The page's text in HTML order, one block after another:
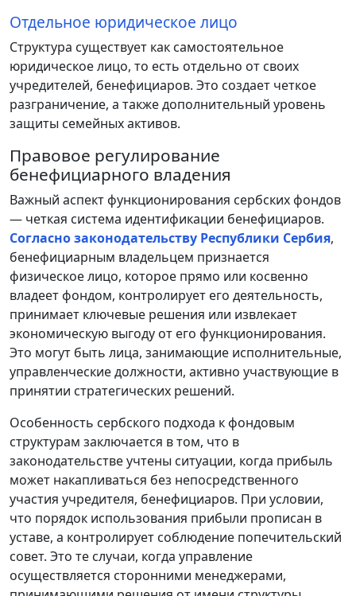
Отдельное юридическое лицо
Структура существует как самостоятельное
юридическое лицо, то есть отдельно от своих
учредителей, бенефициаров. Это создает четкое
разграничение, а также дополнительный уровень
защиты семейных активов.
Правовое регулирование
бенефициарного владения
Важный аспект функционирования сербских фондов
— четкая система идентификации бенефициаров.
Согласно законодательству Республики Сербия,
бенефициарным владельцем признается
физическое лицо, которое прямо или косвенно
владеет фондом, контролирует его деятельность,
принимает ключевые решения или извлекает
экономическую выгоду от его функционирования.
Это могут быть лица, занимающие исполнительные,
управленческие должности, активно участвующие в
принятии стратегических решений.
Особенность сербского подхода к фондовым
структурам заключается в том, что в
законодательстве учтены ситуации, когда прибыль
может накапливаться без непосредственного
участия учредителя, бенефициаров. При условии,
что порядок использования прибыли прописан в
уставе, а контролирует соблюдение попечительский
совет. Это те случаи, когда управление
осуществляется сторонними менеджерами,